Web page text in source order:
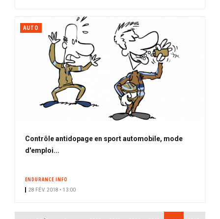
AUTO
Contrôle antidopage en sport automobile, mode
d'emploi...
ENDURANCE INFO
28 FÉV. 2018 • 13:00